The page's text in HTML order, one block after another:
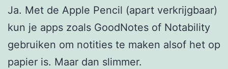
Ja. Met de Apple Pencil (apart verkrijgbaar)
kun je apps zoals GoodNotes of Notability
gebruiken om notities te maken alsof het op
papier is. Maar dan slimmer.